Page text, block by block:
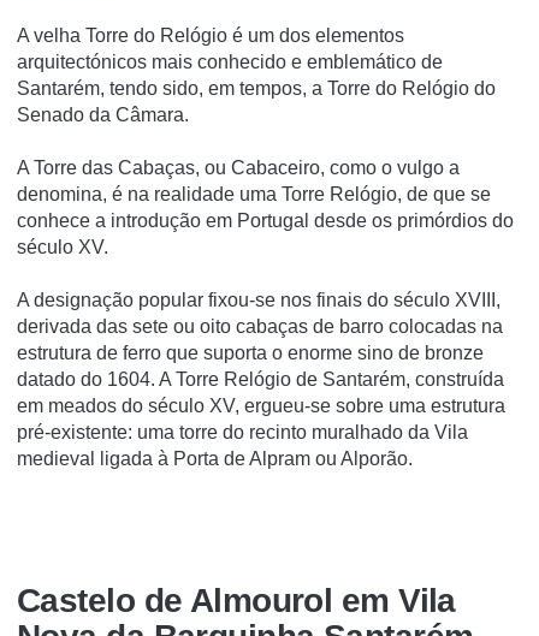
A velha Torre do Relógio é um dos elementos
arquitectónicos mais conhecido e emblemático de
Santarém, tendo sido, em tempos, a Torre do Relógio do
Senado da Câmara.
A Torre das Cabaças, ou Cabaceiro, como o vulgo a
denomina, é na realidade uma Torre Relógio, de que se
conhece a introdução em Portugal desde os primórdios do
século XV.
A designação popular fixou-se nos finais do século XVIII,
derivada das sete ou oito cabaças de barro colocadas na
estrutura de ferro que suporta o enorme sino de bronze
datado do 1604. A Torre Relógio de Santarém, construída
em meados do século XV, ergueu-se sobre uma estrutura
pré-existente: uma torre do recinto muralhado da Vila
medieval ligada à Porta de Alpram ou Alporão.
Castelo de Almourol em Vila